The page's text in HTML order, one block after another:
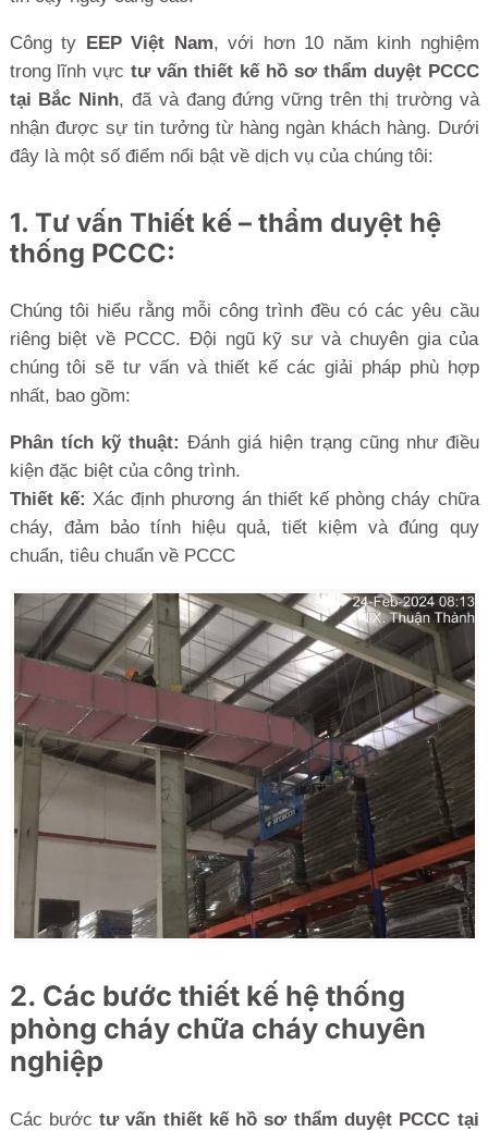
Công ty EEP Việt Nam, với hơn 10 năm kinh nghiệm
trong lĩnh vựctư vấn thiết kế hồ sơ thẩm duyệt PCCC
tại Bắc Ninh, đã và đang đứng vững trên thị trường và
nhận được sự tin tưởng từ hàng ngàn khách hàng. Dưới
đây là một số điểm nổi bật về dịch vụ của chúng tôi:
1. Tư vấn Thiết kế – thẩm duyệt hệ
thống PCCC:
Chúng tôi hiểu rằng mỗi công trình đều có các yêu cầu
riêng biệt về PCCC. Đội ngũ kỹ sư và chuyên gia của
chúng tôi sẽ tư vấn và thiết kế các giải pháp phù hợp
nhất, bao gồm:
Phân tích kỹ thuật: Đánh giá hiện trạng cũng như điều
kiện đặc biệt của công trình.
Thiết kế: Xác định phương án thiết kế phòng cháy chữa
cháy, đảm bảo tính hiệu quả, tiết kiệm và đúng quy
chuẩn, tiêu chuẩn về PCCC
2. Các bước thiết kế hệ thống
phòng cháy chữa cháy chuyên
nghiệp
Các bước tư vấn thiết kế hồ sơ thẩm duyệt PCCC tại